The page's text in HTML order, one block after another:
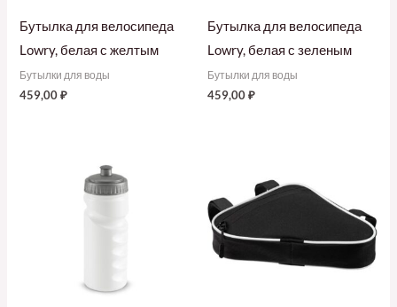
Бутылка для велосипеда
Lowry, белая с желтым
Бутылки для воды
459,00₽
Бутылка для велосипеда
Lowry, белая с зеленым
Бутылки для воды
459,00₽